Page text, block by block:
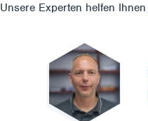
Unsere Experten helfen